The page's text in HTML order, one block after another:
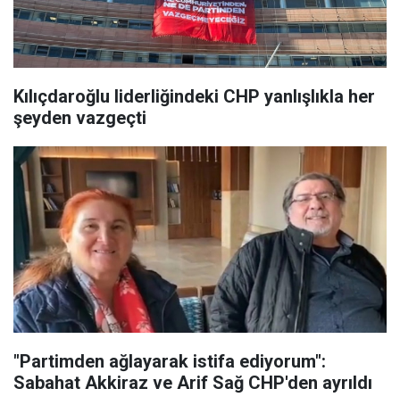
Kılıçdaroğlu liderliğindeki CHP yanlışlıkla her
şeyden vazgeçti
"Partimden ağlayarak istifa ediyorum":
Sabahat Akkiraz ve Arif Sağ CHP'den ayrıldı